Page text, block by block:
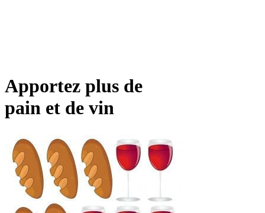
Apportez plus de
pain et de vin